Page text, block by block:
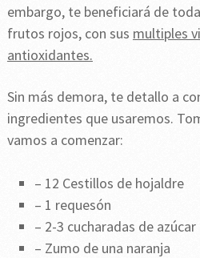
embargo, te beneficiará de
frutos rojos, con sus multiples
antioxidantes.
Sin más demora, te detallo a
ingredientes que usaremos.
vamos a comenzar:
– 12 Cestillos de hojaldre
– 1 requesón
– 2-3 cucharadas de azúcar
– Zumo de una naranja